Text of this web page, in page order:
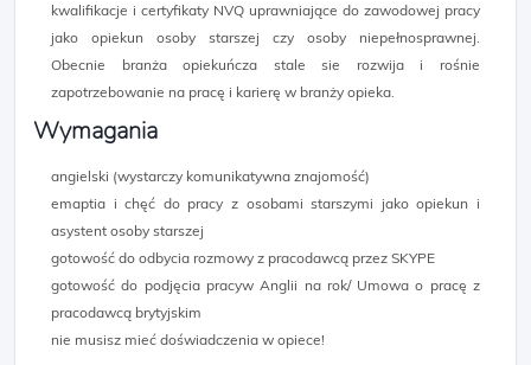
kwalifikacje i certyfikaty NVQ uprawniające do zawodowej pracy
jako opiekun osoby starszej czy osoby niepełnosprawnej.
Obecnie branża opiekuńcza stale sie rozwija i rośnie
zapotrzebowanie na pracę i karierę w branży opieka.
Wymagania
angielski (wystarczy komunikatywna znajomość)
emaptia i chęć do pracy z osobami starszymi jako opiekun i
asystent osoby starszej
gotowość do odbycia rozmowy z pracodawcą przez SKYPE
gotowość do podjęcia pracyw Anglii na rok/ Umowa o pracę z
pracodawcą brytyjskim
nie musisz mieć doświadczenia w opiece!